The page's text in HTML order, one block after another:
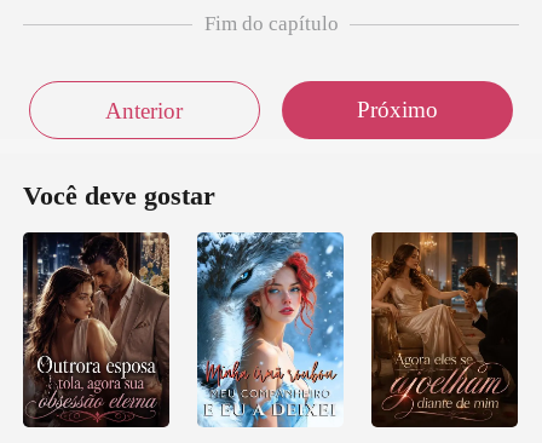
Fim do capítulo
Anterior Próximo
Você deve gostar